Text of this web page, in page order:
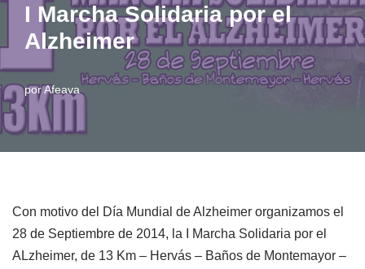
I Marcha Solidaria por el
Alzheimer
porAfeava
Con motivo del Día Mundial de Alzheimer organizamos el
28 de Septiembre de 2014, la I Marcha Solidaria por el
ALzheimer, de 13 Km – Hervás – Baños de Montemayor –